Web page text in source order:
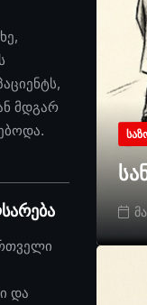
მდგარ
და